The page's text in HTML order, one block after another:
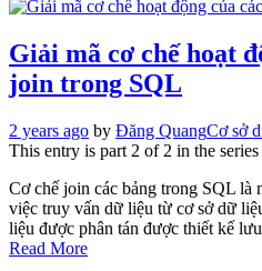
Giải mã cơ chế hoạt
join trong SQL
2 years ago by Đăng QuangCơ sở
This entry is part 2 of 2 in the series
Cơ chế join các bảng trong SQL là
việc truy vấn dữ liệu từ cơ sở dữ
liệu được phân tán được thiết kế
Read More